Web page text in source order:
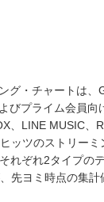
グ・チャートは、
びプライム会員
、LINE MUSIC、
ッツのストリー
れぞれ2タイプの
先ヨミ時点の集